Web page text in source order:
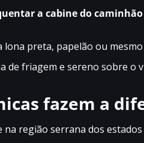
a cabine do caminhão
preta, papelão ou
de friagem e sereno sobre o
fazem a
na região serrana dos